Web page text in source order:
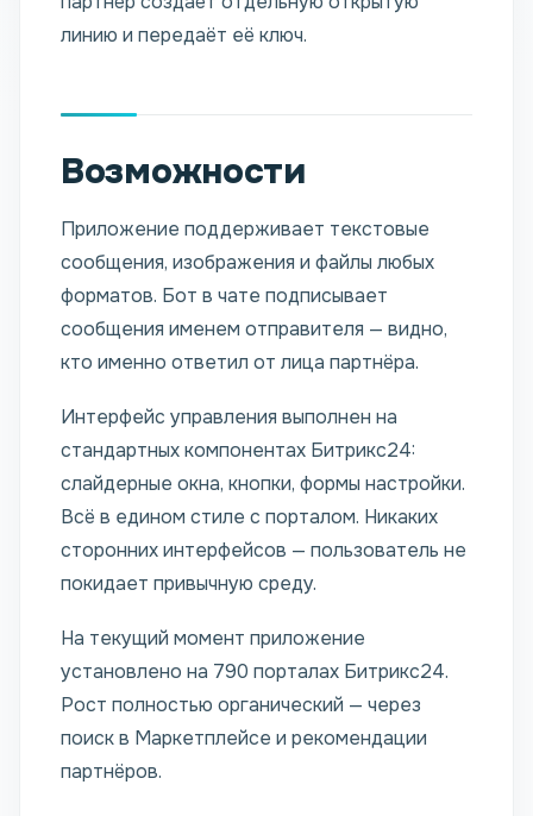
линию и передаёт её ключ.
Возможности
Приложение поддерживает текстовые
сообщения, изображения и файлы любых
форматов. Бот в чате подписывает
сообщения именем отправителя — видно,
кто именно ответил от лица партнёра.
Интерфейс управления выполнен на
стандартных компонентах Битрикс24:
слайдерные окна, кнопки, формы настройки.
Всё в едином стиле с порталом. Никаких
сторонних интерфейсов — пользователь не
покидает привычную среду.
На текущий момент приложение
установлено на 790 порталах Битрикс24.
Рост полностью органический — через
поиск в Маркетплейсе и рекомендации
партнёров.